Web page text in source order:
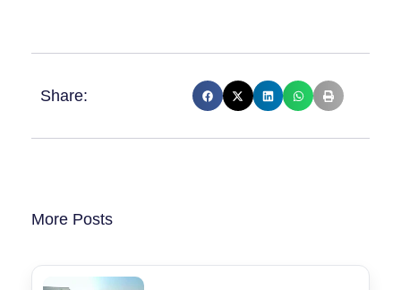
Share:
More Posts